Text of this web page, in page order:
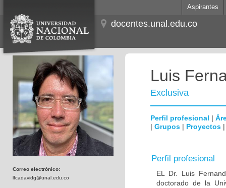
Aspirantes
docentes.unal.edu.co
Correo electrónico:
lfcadavidg@unal.edu.co
Luis
Exclusiva
Perfil profesional |
| Grupos | Proyectos
Perfil profesional
EL Dr. Luis
doctorado de la